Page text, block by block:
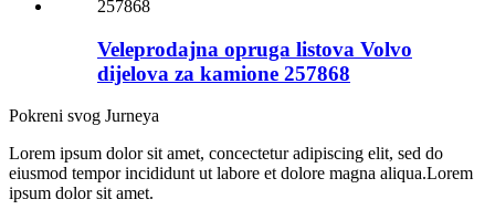
Veleprodajna opruga listova Volvo
dijelova za kamione 257868
Pokreni svog Jurneya
Lorem ipsum dolor sit amet, concectetur adipiscing elit, sed do
eiusmod tempor incididunt ut labore et dolore magna aliqua.Lorem
ipsum dolor sit amet.